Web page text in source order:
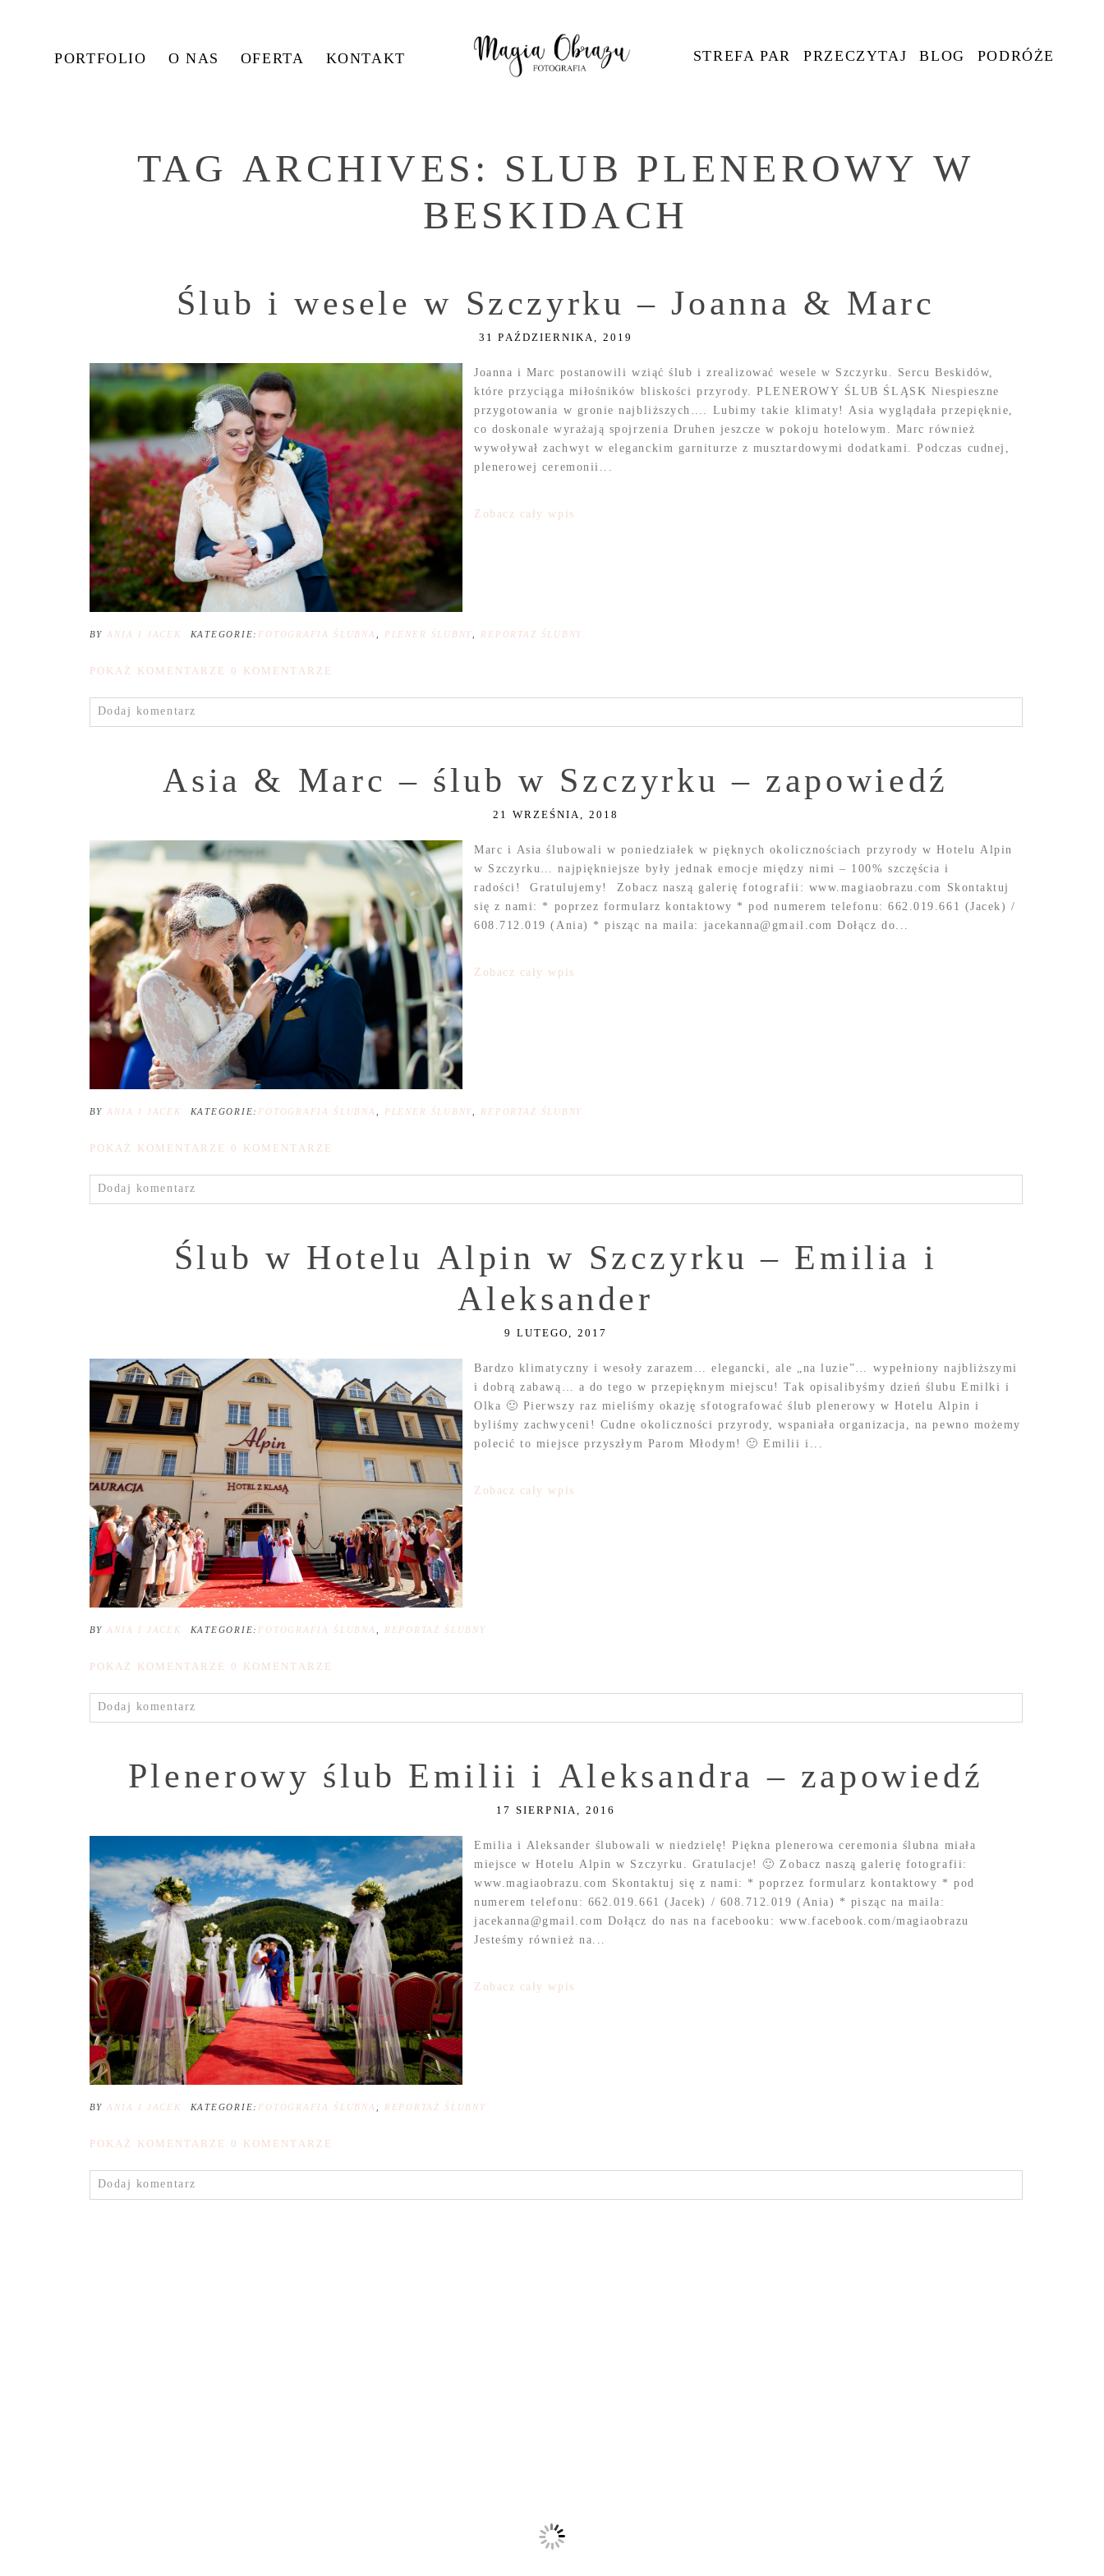
PORTFOLIO O NAS OFERTA KONTAKT STREFA PAR PRZECZYTAJ BLOG PODRÓŻE
TAG ARCHIVES: SLUB PLENEROWY W
BESKIDACH
Ślub i wesele w Szczyrku – Joanna & Marc
31 PAŹDZIERNIKA, 2019
Joanna i Marc postanowili wziąć ślub i zrealizować wesele w Szczyrku. Sercu Beskidów,
które przyciąga miłośników bliskości przyrody. PLENEROWY ŚLUB ŚLĄSK Niespieszne
przygotowania w gronie najbliższych…. Lubimy takie klimaty! Asia wyglądała przepięknie,
co doskonale wyrażają spojrzenia Druhen jeszcze w pokoju hotelowym. Marc również
wywoływał zachwyt w eleganckim garniturze z musztardowymi dodatkami. Podczas cudnej,
plenerowej ceremonii...
Zobacz cały wpis
BY ANIA I JACEK KATEGORIE: FOTOGRAFIA ŚLUBNA PLENER ŚLUBNY REPORTAŻ ŚLUBNY
POKAŻ KOMENTARZE 0 KOMENTARZE
Dodaj komentarz
Asia & Marc – ślub w Szczyrku – zapowiedź
21 WRZEŚNIA, 2018
Marc i Asia ślubowali w poniedziałek w pięknych okolicznościach przyrody w Hotelu Alpin
w Szczyrku… najpiękniejsze były jednak emocje między nimi – 100% szczęścia i
radości! Gratulujemy! Zobacz naszą galerię fotografii: www.magiaobrazu.com Skontaktuj
się z nami: * poprzez formularz kontaktowy * pod numerem telefonu: 662.019.661 (Jacek) /
608.712.019 (Ania) * pisząc na maila: jacekanna@gmail.com Dołącz do...
Zobacz cały wpis
BY ANIA I JACEK KATEGORIE: FOTOGRAFIA ŚLUBNA PLENER ŚLUBNY REPORTAŻ ŚLUBNY
POKAŻ KOMENTARZE 0 KOMENTARZE
Dodaj komentarz
Ślub w Hotelu Alpin w Szczyrku – Emilia i
Aleksander
9 LUTEGO, 2017
Bardzo klimatyczny i wesoły zarazem… elegancki, ale „na luzie”… wypełniony najbliższymi
i dobrą zabawą… a do tego w przepięknym miejscu! Tak opisalibyśmy dzień ślubu Emilki i
Olka 🙂 Pierwszy raz mieliśmy okazję sfotografować ślub plenerowy w Hotelu Alpin i
byliśmy zachwyceni! Cudne okoliczności przyrody, wspaniała organizacja, na pewno możemy
polecić to miejsce przyszłym Parom Młodym! 🙂 Emilii i...
Zobacz cały wpis
BY ANIA I JACEK KATEGORIE: FOTOGRAFIA ŚLUBNA REPORTAŻ ŚLUBNY
POKAŻ KOMENTARZE 0 KOMENTARZE
Dodaj komentarz
Plenerowy ślub Emilii i Aleksandra – zapowiedź
17 SIERPNIA, 2016
Emilia i Aleksander ślubowali w niedzielę! Piękna plenerowa ceremonia ślubna miała
miejsce w Hotelu Alpin w Szczyrku. Gratulacje! 🙂 Zobacz naszą galerię fotografii:
www.magiaobrazu.com Skontaktuj się z nami: * poprzez formularz kontaktowy * pod
numerem telefonu: 662.019.661 (Jacek) / 608.712.019 (Ania) * pisząc na maila:
jacekanna@gmail.com Dołącz do nas na facebooku: www.facebook.com/magiaobrazu
Jesteśmy również na...
Zobacz cały wpis
BY ANIA I JACEK KATEGORIE: FOTOGRAFIA ŚLUBNA REPORTAŻ ŚLUBNY
POKAŻ KOMENTARZE 0 KOMENTARZE
Dodaj komentarz